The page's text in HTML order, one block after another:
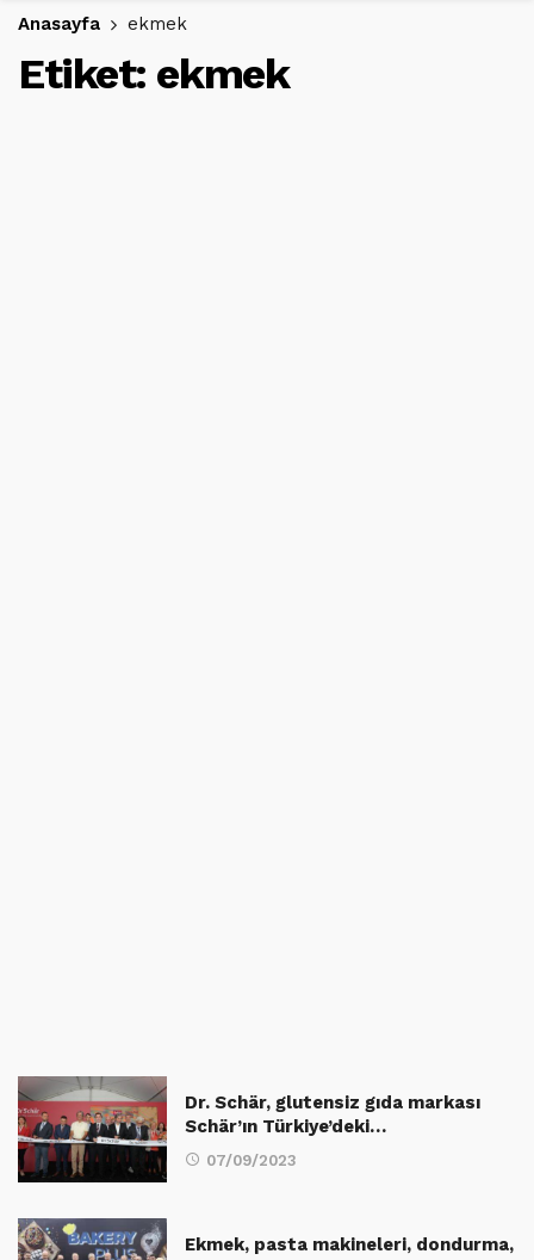
Anasayfa ekmek
Etiket: ekmek
Dr. Schär, glutensiz gıda markası
Schär’ın Türkiye’deki…
07/09/2023
Ekmek, pasta makineleri, dondurma,